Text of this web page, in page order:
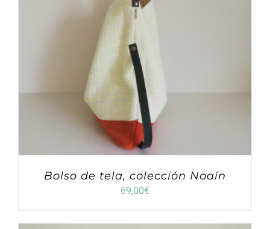
Bolso de tela, colección Noaín
69,00€